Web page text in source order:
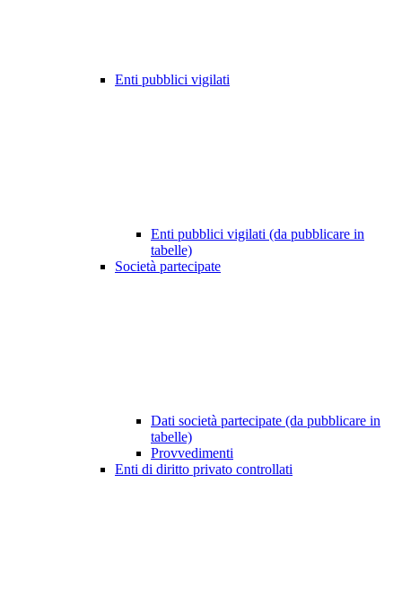
Enti pubblici vigilati
Enti pubblici vigilati (da pubblicare in
tabelle)
Società partecipate
Dati società partecipate (da pubblicare in
tabelle)
Provvedimenti
Enti di diritto privato controllati